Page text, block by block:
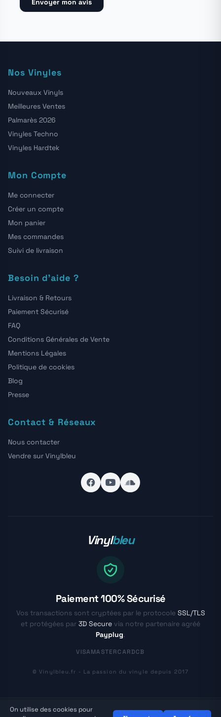
Envoyer mon avis
Nos Vinyles
Nouveaux Vinyls
Meilleures Ventes
Palmarès 2026
Vinyles Techno
Vinyles Hardtek
Mon Compte
Me connecter
Créer un compte
Mon panier
Mes commandes
Suivi de livraison
Besoin d'aide ?
Livraison & Retours
Paiement Sécurisé
FAQ
Conditions Générales de Vente
Mentions Légales
Politique de cookies
Blog
Presse
Contact & Réseaux
Nous contacter
Vendre sur Vinylbleu
Vinylbleu
Paiement 100% Sécurisé
Vos transactions sont cryptées par le protocole SSL/TLS
et protégées par 3D Secure via notre partenaire agréé
Payplug.
VISAMASTERCARDCB
© Vinylbleu.fr - La passion du vinyle depuis 2017
On utilise des cookies pour